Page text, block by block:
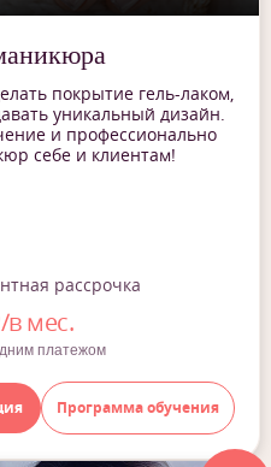
покрытие гель-лаком,
уникальный дизайн.
и профессионально
себе и клиентам!
рассрочка
в мес.
платежом
Программа обучения